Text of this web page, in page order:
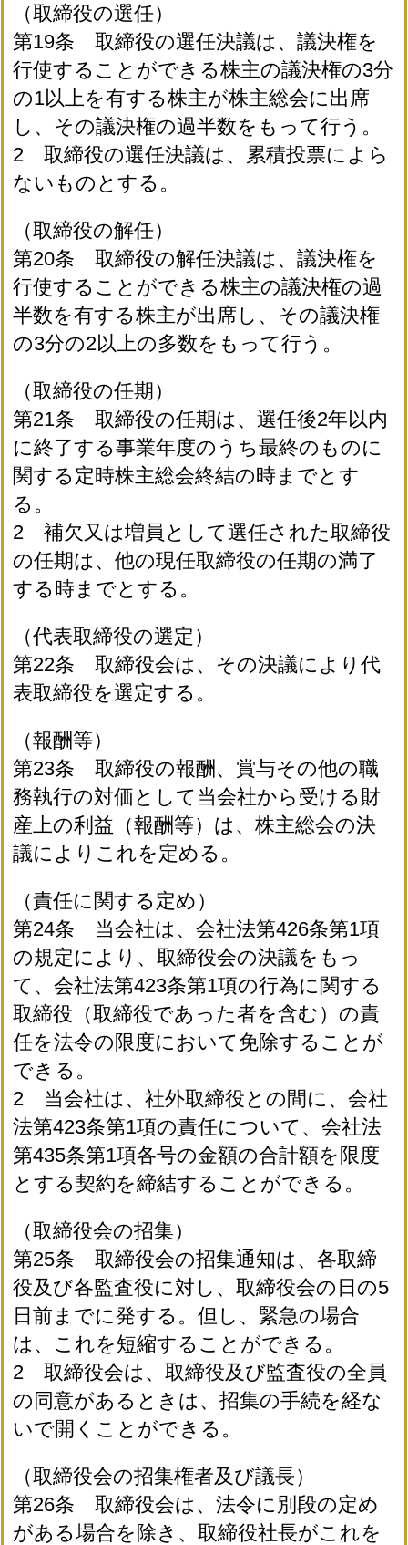
（取締役の選任）
第19条 取締役の選任決議は、議決権を
行使することができる株主の議決権の3分
の1以上を有する株主が株主総会に出席
し、その議決権の過半数をもって行う。
2 取締役の選任決議は、累積投票によら
ないものとする。
（取締役の解任）
第20条 取締役の解任決議は、議決権を
行使することができる株主の議決権の過
半数を有する株主が出席し、その議決権
の3分の2以上の多数をもって行う。
（取締役の任期）
第21条 取締役の任期は、選任後2年以内
に終了する事業年度のうち最終のものに
関する定時株主総会終結の時までとす
る。
2 補欠又は増員として選任された取締役
の任期は、他の現任取締役の任期の満了
する時までとする。
（代表取締役の選定）
第22条 取締役会は、その決議により代
表取締役を選定する。
（報酬等）
第23条 取締役の報酬、賞与その他の職
務執行の対価として当会社から受ける財
産上の利益（報酬等）は、株主総会の決
議によりこれを定める。
（責任に関する定め）
第24条 当会社は、会社法第426条第1項
の規定により、取締役会の決議をもっ
て、会社法第423条第1項の行為に関する
取締役（取締役であった者を含む）の責
任を法令の限度において免除することが
できる。
2 当会社は、社外取締役との間に、会社
法第423条第1項の責任について、会社法
第435条第1項各号の金額の合計額を限度
とする契約を締結することができる。
（取締役会の招集）
第25条 取締役会の招集通知は、各取締
役及び各監査役に対し、取締役会の日の5
日前までに発する。但し、緊急の場合
は、これを短縮することができる。
2 取締役会は、取締役及び監査役の全員
の同意があるときは、招集の手続を経な
いで開くことができる。
（取締役会の招集権者及び議長）
第26条 取締役会は、法令に別段の定め
がある場合を除き、取締役社長がこれを